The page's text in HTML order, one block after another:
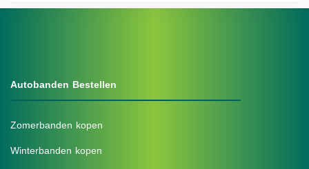
Autobanden Bestellen
Zomerbanden kopen
Winterbanden kopen